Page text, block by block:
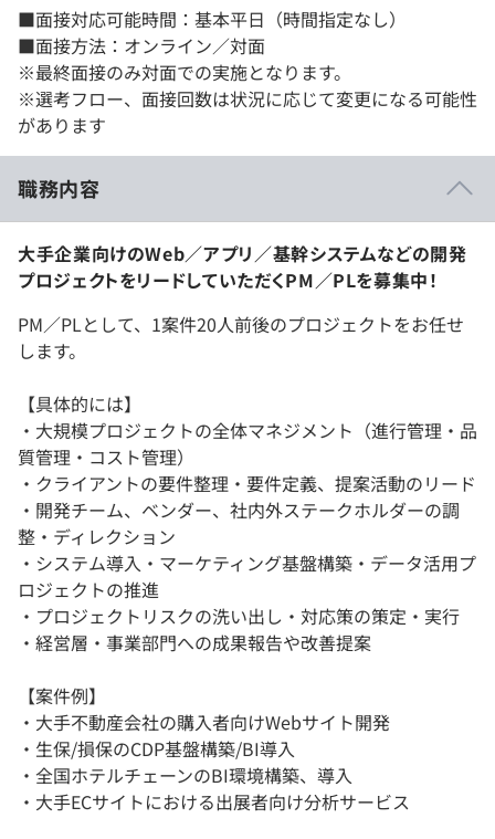
■面接対応可能時間：基本平日（時間指定なし）
■面接方法：オンライン／対面
※最終面接のみ対面での実施となります。
※選考フロー、面接回数は状況に応じて変更になる可能性
があります
職務内容
大手企業向けのWeb／アプリ／基幹システムなどの開発
プロジェクトをリードしていただくPM／PLを募集中！
PM／PLとして、1案件20人前後のプロジェクトをお任せ
します。
【具体的には】
・大規模プロジェクトの全体マネジメント（進行管理・品
質管理・コスト管理）
・クライアントの要件整理・要件定義、提案活動のリード
・開発チーム、ベンダー、社内外ステークホルダーの調
整・ディレクション
・システム導入・マーケティング基盤構築・データ活用プ
ロジェクトの推進
・プロジェクトリスクの洗い出し・対応策の策定・実行
・経営層・事業部門への成果報告や改善提案
【案件例】
・大手不動産会社の購入者向けWebサイト開発
・生保/損保のCDP基盤構築/BI導入
・全国ホテルチェーンのBI環境構築、導入
・大手ECサイトにおける出展者向け分析サービス